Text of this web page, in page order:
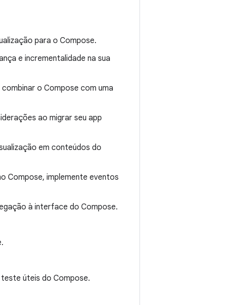
para o Compose.
e incrementalidade na sua
o Compose com uma
ao migrar seu app
em conteúdos do
Compose, implemente eventos
à interface do Compose.
úteis do Compose.